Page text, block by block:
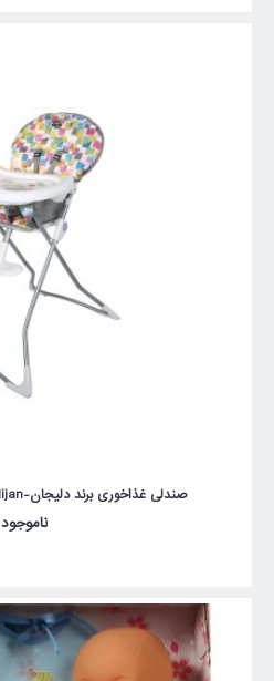
صندلی غذاخوری برند دلیجان-Delijan مدل Cute طرح الوان
ناموجود